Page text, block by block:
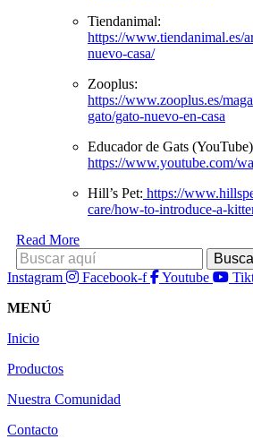
Tiendanimal:
https://www.tiendanimal.es/
nuevo-casa/
Zooplus:
https://www.zooplus.es/
gato/gato-nuevo-en-casa
Educador de Gats
https://www.youtube.com/
Hill’s Pet: https://
care/how-to-introduce-a-
Read More
Instagram Facebook-f Youtube
MENÚ
Inicio
Productos
Nuestra Comunidad
Contacto